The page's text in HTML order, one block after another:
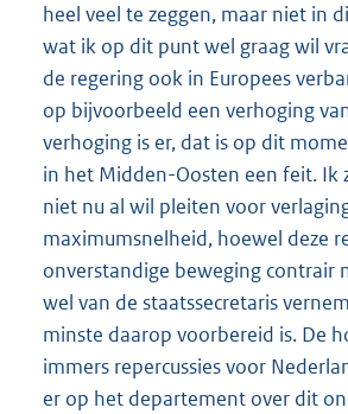
heel veel te zeggen, maar niet in
wat ik op dit punt wel graag wil
de regering ook in Europees
op bijvoorbeeld een verhoging
verhoging is er, dat is op dit
in het Midden-Oosten een feit. Ik
niet nu al wil pleiten voor
maximumsnelheid, hoewel deze
onverstandige beweging contrair
wel van de staatssecretaris
minste daarop voorbereid is. De
immers repercussies voor
er op het departement over dit